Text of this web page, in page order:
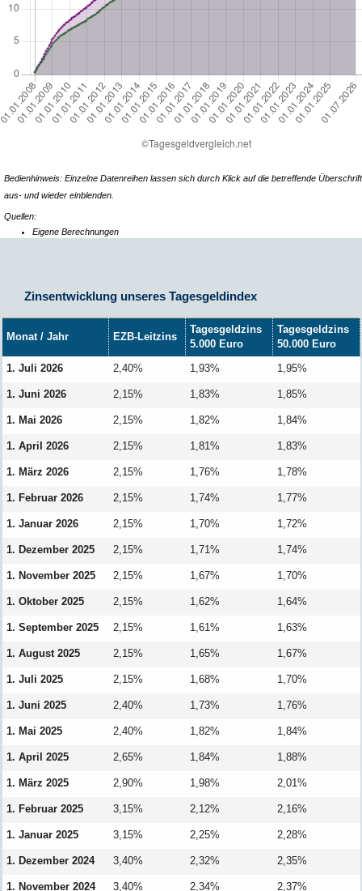
Bedienhinweis: Einzelne Datenreihen lassen sich durch Klick auf die betreffende Überschrift
aus- und wieder einblenden.
Quellen:
Eigene Berechnungen
Zinsentwicklung unseres Tagesgeldindex
Monat / Jahr EZB-Leitzins
Tagesgeldzins
5.000 Euro
Tagesgeldzins
50.000 Euro
1. Juli 2026 2,40% 1,93% 1,95%
1. Juni 2026 2,15% 1,83% 1,85%
1. Mai 2026 2,15% 1,82% 1,84%
1. April 2026 2,15% 1,81% 1,83%
1. März 2026 2,15% 1,76% 1,78%
1. Februar 2026 2,15% 1,74% 1,77%
1. Januar 2026 2,15% 1,70% 1,72%
1. Dezember 2025 2,15% 1,71% 1,74%
1. November 2025 2,15% 1,67% 1,70%
1. Oktober 2025 2,15% 1,62% 1,64%
1. September 2025 2,15% 1,61% 1,63%
1. August 2025 2,15% 1,65% 1,67%
1. Juli 2025 2,15% 1,68% 1,70%
1. Juni 2025 2,40% 1,73% 1,76%
1. Mai 2025 2,40% 1,82% 1,84%
1. April 2025 2,65% 1,84% 1,88%
1. März 2025 2,90% 1,98% 2,01%
1. Februar 2025 3,15% 2,12% 2,16%
1. Januar 2025 3,15% 2,25% 2,28%
1. Dezember 2024 3,40% 2,32% 2,35%
1. November 2024 3,40% 2,34% 2,37%